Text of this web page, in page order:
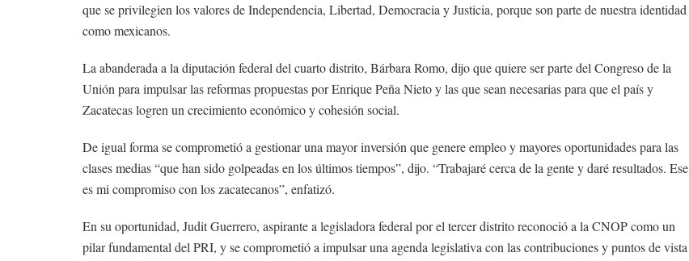
que se privilegien los valores de Independencia, Libertad, Democracia y Justicia, porque son parte de nuestra identidad
como mexicanos.
La abanderada a la diputación federal del cuarto distrito, Bárbara Romo, dijo que quiere ser parte del Congreso de la
Unión para impulsar las reformas propuestas por Enrique Peña Nieto y las que sean necesarias para que el país y
Zacatecas logren un crecimiento económico y cohesión social.
De igual forma se comprometió a gestionar una mayor inversión que genere empleo y mayores oportunidades para las
clases medias “que han sido golpeadas en los últimos tiempos”, dijo. “Trabajaré cerca de la gente y daré resultados. Ese
es mi compromiso con los zacatecanos”, enfatizó.
En su oportunidad, Judit Guerrero, aspirante a legisladora federal por el tercer distrito reconoció a la CNOP como un
pilar fundamental del PRI, y se comprometió a impulsar una agenda legislativa con las contribuciones y puntos de vista